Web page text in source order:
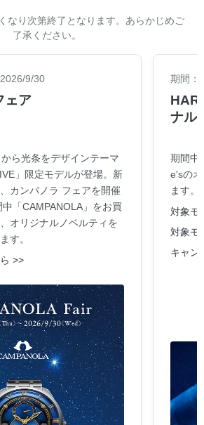
なり次第終了となります。あらかじめご
了承ください。
9/30
ェア
から光条をデザインテーマ
」限定モデルが登場。新
カンパノラ フェアを開催
「CAMPANOLA」をお買
オリジナルノベルティを
す。
>>
期間：
ナル
期間中
e'sの
ます。
対象モ
対象モ
キャン